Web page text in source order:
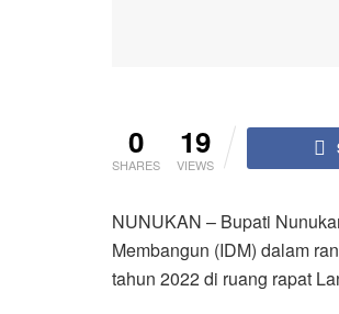
0
SHARES
19
VIEWS
NUNUKAN – Bupati
Membangun (IDM) dalam
tahun 2022 di ruang rapat